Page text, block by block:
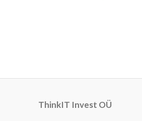
ThinkIT Invest OÜ